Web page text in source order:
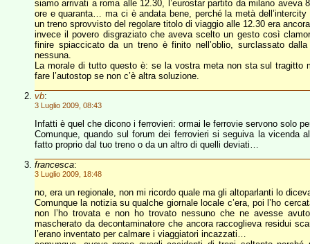
siamo arrivati a roma alle 12.30, l’eurostar partito da milano
ore e quaranta… ma ci è andata bene, perché la metà
un treno sprovvisto del regolare titolo di viaggio alle 12.30 era
invece il povero disgraziato che aveva scelto un gesto così
finire spiaccicato da un treno è finito nell’oblio, surclassato
nessuna.
La morale di tutto questo è: se la vostra meta non sta sul tragitto
fare l’autostop se non c’è altra soluzione.
vb:
3 Luglio 2009, 08:43
Infatti è quel che dicono i ferrovieri: ormai le ferrovie servono solo
Comunque, quando sul forum dei ferrovieri si seguiva la vicenda
fatto proprio dal tuo treno o da un altro di quelli deviati…
francesca:
3 Luglio 2009, 18:48
no, era un regionale, non mi ricordo quale ma gli altoparlanti lo
Comunque la notizia su qualche giornale locale c’era, poi l’ho
non l’ho trovata e non ho trovato nessuno che ne avesse
mascherato da decontaminatore che ancora raccoglieva residui
l’erano inventato per calmare i viaggiatori incazzati…